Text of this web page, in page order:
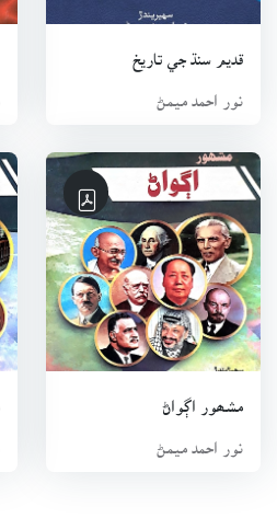
قديم سنڌ جي تاريخ
نور احمد ميمڻ
مشھور اڳواڻ
نور احمد ميمڻ